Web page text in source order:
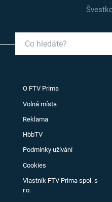
O FTV Prima
Volná místa
Reklama
HbbTV
Podmínky užívání
Cookies
Vlastník FTV Prima spol. s
r.o.